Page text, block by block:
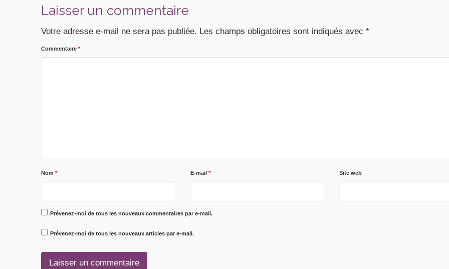
Laisser un commentaire
Votre adresse e-mail ne sera pas publiée. Les champs obligatoires sont indiqués avec*
Commentaire*
Nom* E-mail * Site web
Prévenez-moi de tous les nouveaux commentaires par e-mail.
Prévenez-moi de tous les nouveaux articles par e-mail.